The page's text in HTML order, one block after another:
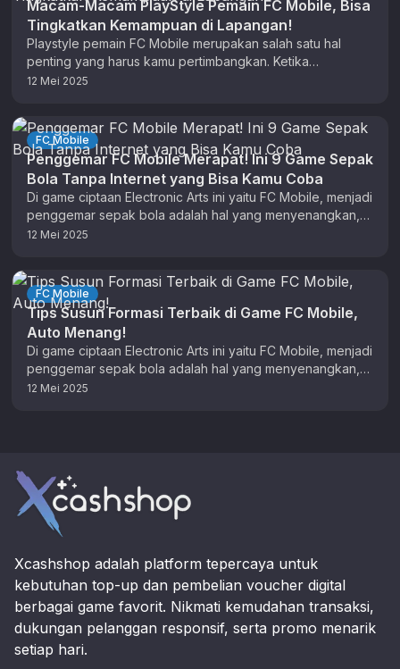
Macam-Macam PlayStyle Pemain FC Mobile, Bisa
Tingkatkan Kemampuan di Lapangan!
Playstyle pemain FC Mobile merupakan salah satu hal
penting yang harus kamu pertimbangkan. Ketika
menentukan pemain untuk menyusun tim inti, …
12 Mei 2025
FC Mobile
Penggemar FC Mobile Merapat! Ini 9 Game Sepak
Bola Tanpa Internet yang Bisa Kamu Coba
Di game ciptaan Electronic Arts ini yaitu FC Mobile, menjadi
penggemar sepak bola adalah hal yang menyenangkan,
dan tidak ada …
12 Mei 2025
FC Mobile
Tips Susun Formasi Terbaik di Game FC Mobile,
Auto Menang!
Di game ciptaan Electronic Arts ini yaitu FC Mobile, menjadi
penggemar sepak bola adalah hal yang menyenangkan,
dan tidak ada …
12 Mei 2025
Xcashshop adalah platform tepercaya untuk
kebutuhan top-up dan pembelian voucher digital
berbagai game favorit. Nikmati kemudahan transaksi,
dukungan pelanggan responsif, serta promo menarik
setiap hari.